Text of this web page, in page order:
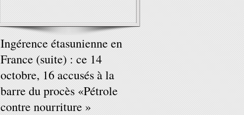
Ingérence étasunienne en
France (suite) : ce 14
octobre, 16 accusés à la
barre du procès «Pétrole
contre nourriture »